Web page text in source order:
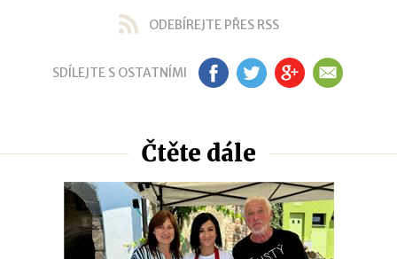
ODEBÍREJTE PŘES RSS
SDÍLEJTE S OSTATNÍMI FB TW GP EM
Čtěte dále